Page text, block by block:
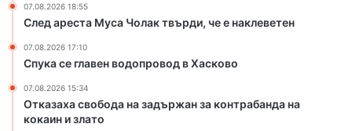
е
к
с
е
м
е
07.08.2026 18:55
След ареста Муса Чолак твърди, че е наклеветен
07.08.2026 17:10
Спука се главен водопровод в Хасково
07.08.2026 15:34
Отказаха свобода на задържан за контрабанда на
кокаин и злато